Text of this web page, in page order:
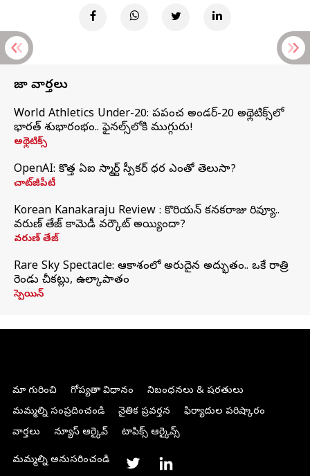
తాజా వార్తలు
World Athletics Under-20: ప్రపంచ అండర్-20 అథ్లెటిక్స్‌లో
భారత్‌ శుభారంభం.. ఫైనల్స్‌లోకి ముగ్గురు!
అథ్లెటిక్స్
OpenAI: కొత్త ఏఐ స్మార్ట్ స్పీకర్ ధర ఎంతో తెలుసా?
చాట్‌జీపీటీ
Korean Kanakaraju Review : కొరియన్ కనకరాజు రివ్యూ..
వరుణ్ తేజ్ కామెడీ వర్కౌట్ అయ్యిందా?
వరుణ్ తేజ్
Rare Sky Spectacle: ఆకాశంలో అరుదైన అద్భుతం.. ఒకే రాత్రి
రెండు చీకట్లు, ఉల్కాపాతం
స్పెయిన్
మా గురించి గోప్యతా విధానం
నిబంధనలు & షరతులు
మమ్మల్ని సంప్రదించండి
నైతిక ప్రవర్తన
ఫిర్యాదుల పరిష్కారం
వార్తలు
న్యూస్ ఆర్కైవ్ టాపిక్స్ ఆర్కైవ్స్
మమ్మల్ని అనుసరించండి